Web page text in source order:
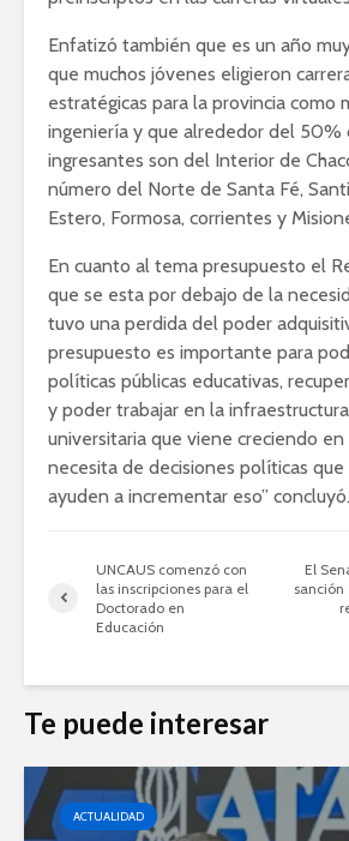
Enfatizó también que es un año
que muchos jóvenes eligieron
estratégicas para la provincia como
ingeniería y que alrededor del 50%
ingresantes son del Interior de
número del Norte de Santa Fé,
Estero, Formosa, corrientes y
En cuanto al tema presupuesto el
que se esta por debajo de la
tuvo una perdida del poder
presupuesto es importante para
políticas públicas educativas,
y poder trabajar en la infraestructura
universitaria que viene creciendo en
necesita de decisiones políticas que
ayuden a incrementar eso” concluyó.
UNCAUS comenzó con
las inscripciones para el
Doctorado en
Educación
El
sanción
Te puede interesar
ACTUALIDAD